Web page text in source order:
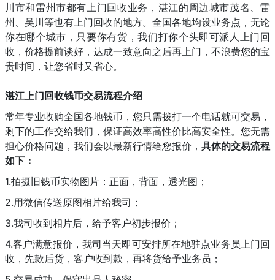
川市和雷州市都有上门回收业务，湛江的周边城市茂名、雷
州、吴川等也有上门回收的地方。全国各地均设业务点，无论
你在哪个城市，只要你有货，我们打你个头即可派人上门回
收，价格提前谈好，达成一致意向之后再上门，不浪费您的宝
贵时间，让您省时又省心。
湛江上门回收钱币交易流程介绍
常年专业收购全国各地钱币，您只需拨打一个电话就可交易，
剩下的工作交给我们，保证高效率高性价比高安全性。您无需
担心价格问题，我们会以最新行情给您报价， 具体的交易流程
如下：
1.拍摄旧钱币实物图片：正面，背面，透光图；
2.用微信传送原图相片给我司；
3.我司收到相片后，给予客户初步报价；
4.客户满意报价，我司当天即可安排所在地驻点业务员上门回
收，先款后货，客户收到款，再将货给予业务员；